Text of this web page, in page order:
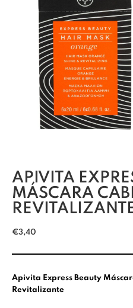
APIVITA
MÁSCARA
€3,40
Apivita Express Beauty
Revitalizante